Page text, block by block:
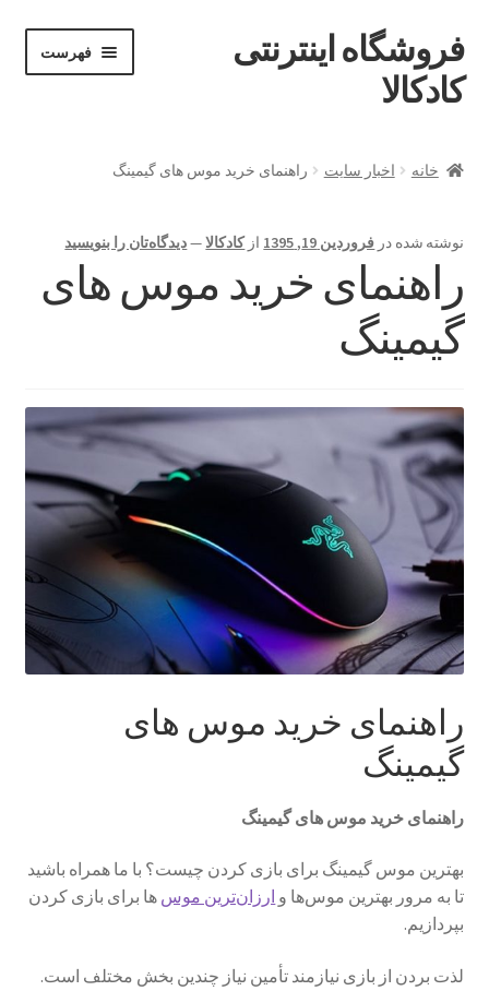
پرش
به
ناوبری
پرش
به
محتوا
فروشگاه اینترنتی
کادکالا
فهرست
Demo V
Demo VI
Offline page
Our office
Sample Page
style guide
Typography
برگه نمونه
بلاگ
تماس با ما
حساب کاربری من
خانه اخبار سایت راهنمای خرید موس های گیمینگ
نوشته شده در فروردین 19, 1395 ازکادکالا—دیدگاه‌تان را بنویسید
راهنمای خرید موس های
گیمینگ
راهنمای خرید موس های
گیمینگ
راهنمای خرید موس های گیمینگ
بهترین موس گیمینگ برای بازی کردن چیست؟ با ما همراه باشید
تا به مرور بهترین موس‌ها و ارزان‌ترین موس‌ ها برای بازی کردن
بپردازیم.
لذت بردن از بازی نیازمند تأمین نیاز چندین بخش مختلف است.